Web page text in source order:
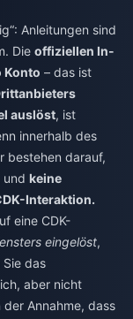
Anleitungen sind
Die offiziellen In-
Konto – das ist
auslöst, ist
innerhalb des
bestehen darauf,
und keine
Interaktion.
eine CDK-
eingelöst,
das
aber nicht
Annahme, dass